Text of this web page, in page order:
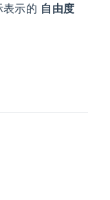
示的 自由度